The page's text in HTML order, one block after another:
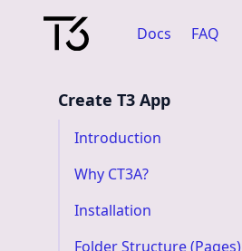
Docs FAQ
Create T3 App
Introduction
Why CT3A?
Installation
Folder Structure (Pages)